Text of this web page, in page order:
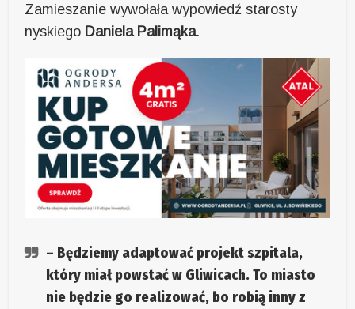
Zamieszanie wywołała wypowiedź starosty
nyskiego Daniela Palimąka.
– Będziemy adaptować projekt szpitala,
który miał powstać w Gliwicach. To miasto
nie będzie go realizować, bo robią inny z